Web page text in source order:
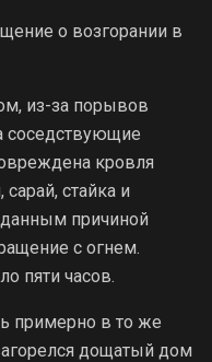
о возгорании в
из-за порывов
соседствующие
кровля
стайка и
причиной
с огнем.
пяти часов.
примерно в то же
дощатый дом